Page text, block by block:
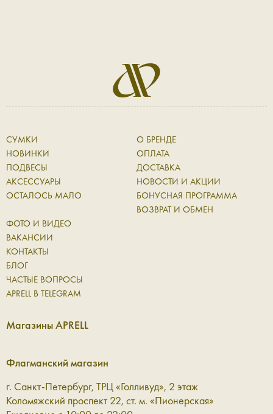
СУМКИ
НОВИНКИ
ПОДВЕСЫ
АКСЕССУАРЫ
ОСТАЛОСЬ МАЛО
О БРЕНДЕ
ОПЛАТА
ДОСТАВКА
НОВОСТИ И АКЦИИ
БОНУСНАЯ ПРОГРАММА
ВОЗВРАТ И ОБМЕН
ФОТО И ВИДЕО
ВАКАНСИИ
КОНТАКТЫ
БЛОГ
ЧАСТЫЕ ВОПРОСЫ
APRELL В TELEGRAM
Магазины APRELL
Флагманский магазин
г. Санкт-Петербург, ТРЦ «Голливуд», 2 этаж
Коломяжский проспект 22, ст. м. «Пионерская»